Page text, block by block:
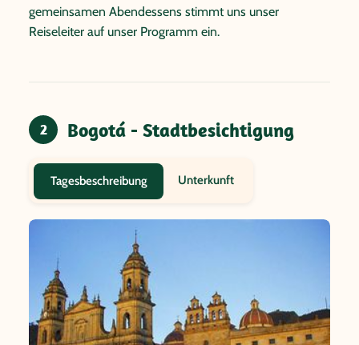
gemeinsamen Abendessens stimmt uns unser
Reiseleiter auf unser Programm ein.
2 Bogotá - Stadtbesichtigung
Tagesbeschreibung Unterkunft